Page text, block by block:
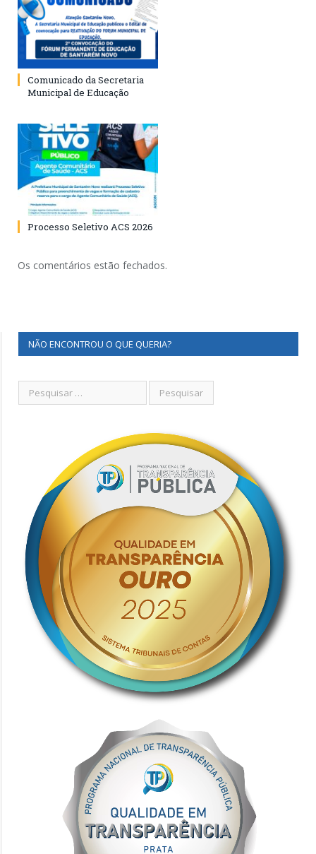
Comunicado da Secretaria
Municipal de Educação
Processo Seletivo ACS 2026
Os comentários estão fechados.
NÃO ENCONTROU O QUE QUERIA?